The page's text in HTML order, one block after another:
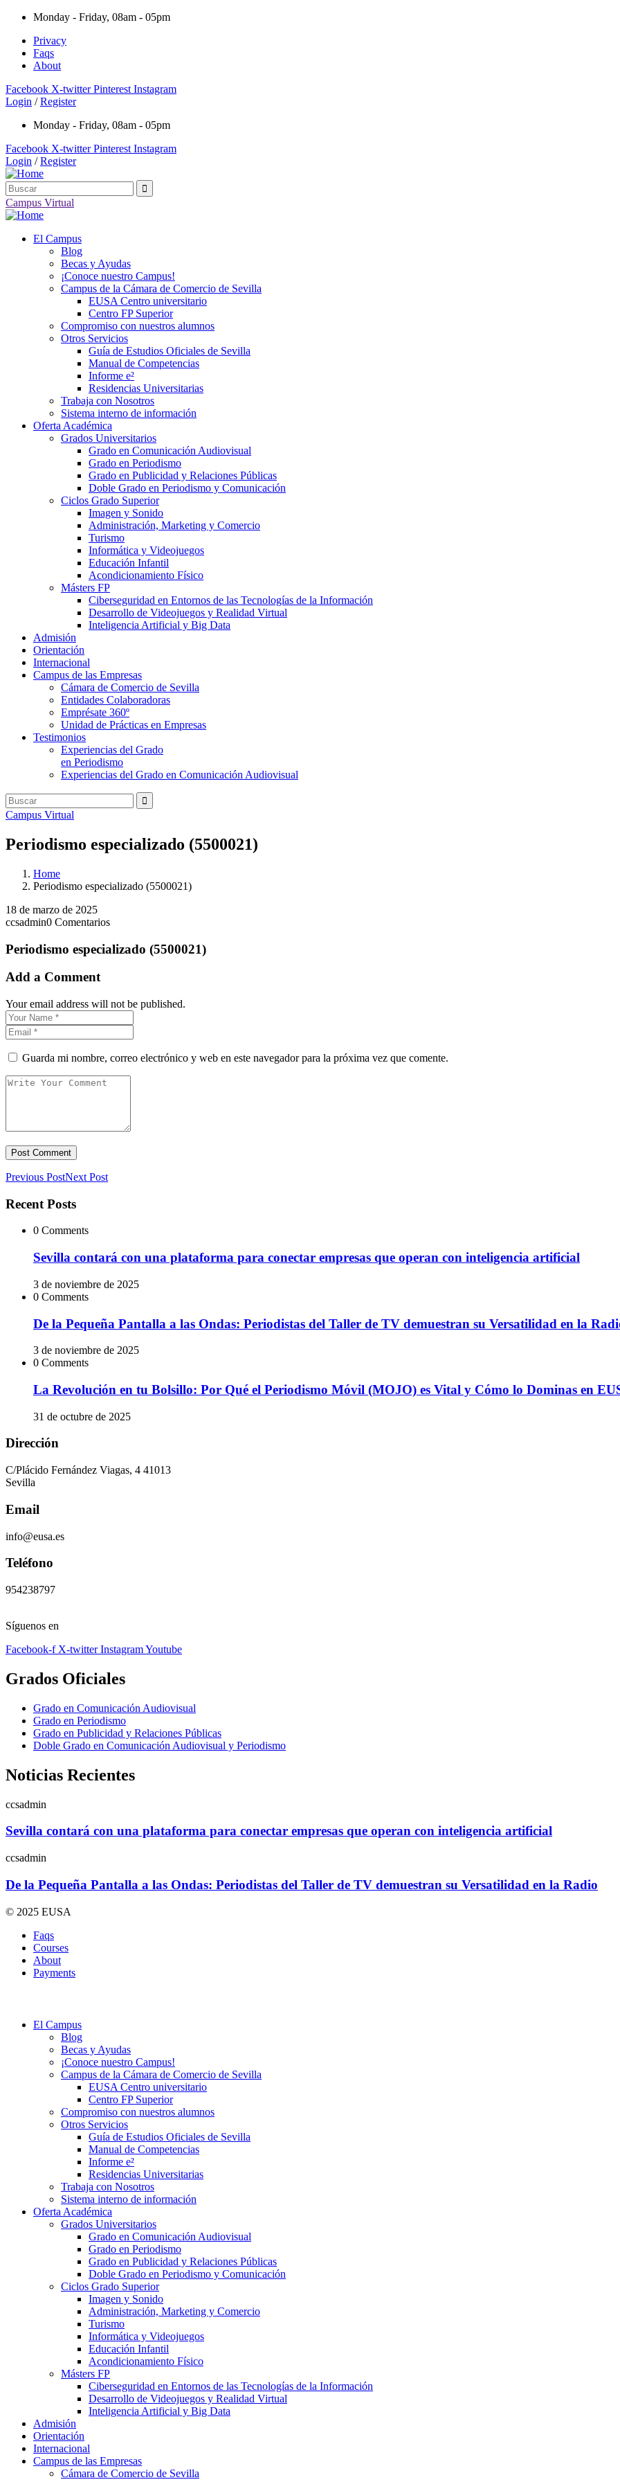
Monday - Friday, 08am - 05pm
Privacy
Faqs
About
Facebook X-twitter Pinterest Instagram
Login / Register
Monday - Friday, 08am - 05pm
Facebook X-twitter Pinterest Instagram
Login / Register
Campus Virtual
El Campus
Blog
Becas y Ayudas
¡Conoce nuestro Campus!
Campus de la Cámara de Comercio de Sevilla
EUSA Centro universitario
Centro FP Superior
Compromiso con nuestros alumnos
Otros Servicios
Guía de Estudios Oficiales de Sevilla
Manual de Competencias
Informe e²
Residencias Universitarias
Trabaja con Nosotros
Sistema interno de información
Oferta Académica
Grados Universitarios
Grado en Comunicación Audiovisual
Grado en Periodismo
Grado en Publicidad y Relaciones Públicas
Doble Grado en Periodismo y Comunicación
Ciclos Grado Superior
Imagen y Sonido
Administración, Marketing y Comercio
Turismo
Informática y Videojuegos
Educación Infantil
Acondicionamiento Físico
Másters FP
Ciberseguridad en Entornos de las Tecnologías de la Información
Desarrollo de Videojuegos y Realidad Virtual
Inteligencia Artificial y Big Data
Admisión
Orientación
Internacional
Campus de las Empresas
Cámara de Comercio de Sevilla
Entidades Colaboradoras
Emprésate 360º
Unidad de Prácticas en Empresas
Testimonios
Experiencias del Grado
en Periodismo
Experiencias del Grado en Comunicación Audiovisual
Campus Virtual
Periodismo especializado (5500021)
Home
Periodismo especializado (5500021)
18 de marzo de 2025
ccsadmin0 Comentarios
Periodismo especializado (5500021)
Add a Comment
Your email address will not be published.
Guarda mi nombre, correo electrónico y web en este navegador para la próxima vez que comente.
Previous PostNext Post
Recent Posts
0 Comments
Sevilla contará con una plataforma para conectar empresas que operan con inteligencia artificial
3 de noviembre de 2025
0 Comments
De la Pequeña Pantalla a las Ondas: Periodistas del Taller de TV demuestran su Versatilidad en la
3 de noviembre de 2025
0 Comments
La Revolución en tu Bolsillo: Por Qué el Periodismo Móvil (MOJO) es Vital y Cómo lo Dominas en
31 de octubre de 2025
Dirección
C/Plácido Fernández Viagas, 4 41013
Sevilla
Email
info@eusa.es
Teléfono
954238797
Síguenos en
Facebook-f X-twitter InstagramYoutube
Grados Oficiales
Grado en Comunicación Audiovisual
Grado en Periodismo
Grado en Publicidad y Relaciones Públicas
Doble Grado en Comunicación Audiovisual y Periodismo
Noticias Recientes
ccsadmin
Sevilla contará con una plataforma para conectar empresas que operan con inteligencia artificial
ccsadmin
De la Pequeña Pantalla a las Ondas: Periodistas del Taller de TV demuestran su Versatilidad en la Radio
© 2025 EUSA
Faqs
Courses
About
Payments
El Campus
Blog
Becas y Ayudas
¡Conoce nuestro Campus!
Campus de la Cámara de Comercio de Sevilla
EUSA Centro universitario
Centro FP Superior
Compromiso con nuestros alumnos
Otros Servicios
Guía de Estudios Oficiales de Sevilla
Manual de Competencias
Informe e²
Residencias Universitarias
Trabaja con Nosotros
Sistema interno de información
Oferta Académica
Grados Universitarios
Grado en Comunicación Audiovisual
Grado en Periodismo
Grado en Publicidad y Relaciones Públicas
Doble Grado en Periodismo y Comunicación
Ciclos Grado Superior
Imagen y Sonido
Administración, Marketing y Comercio
Turismo
Informática y Videojuegos
Educación Infantil
Acondicionamiento Físico
Másters FP
Ciberseguridad en Entornos de las Tecnologías de la Información
Desarrollo de Videojuegos y Realidad Virtual
Inteligencia Artificial y Big Data
Admisión
Orientación
Internacional
Campus de las Empresas
Cámara de Comercio de Sevilla